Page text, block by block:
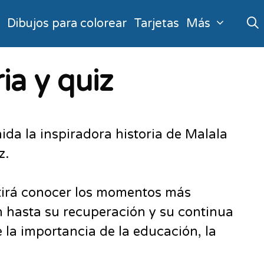
Dibujos para colorear Tarjetas Más
y quiz
la inspiradora historia de Malala
conocer los momentos más
su recuperación y su continua
importancia de la educación, la